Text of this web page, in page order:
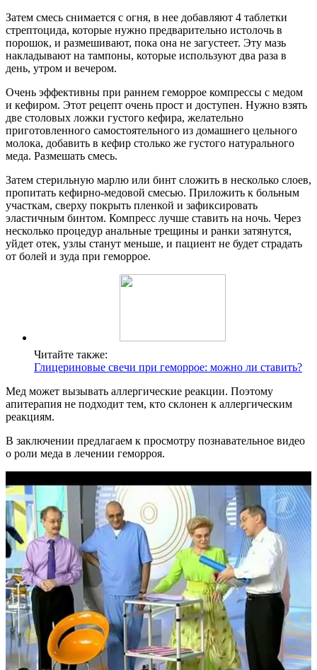
Затем смесь снимается с огня, в нее добавляют 4 таблетки
стрептоцида, которые нужно предварительно истолочь в
порошок, и размешивают, пока она не загустеет. Эту мазь
накладывают на тампоны, которые используют два раза в
день, утром и вечером.
Очень эффективны при раннем геморрое компрессы с медом
и кефиром. Этот рецепт очень прост и доступен. Нужно взять
две столовых ложки густого кефира, желательно
приготовленного самостоятельного из домашнего цельного
молока, добавить в кефир столько же густого натурального
меда. Размешать смесь.
Затем стерильную марлю или бинт сложить в несколько слоев,
пропитать кефирно-медовой смесью. Приложить к больным
участкам, сверху покрыть пленкой и зафиксировать
эластичным бинтом. Компресс лучше ставить на ночь. Через
несколько процедур анальные трещины и ранки затянутся,
уйдет отек, узлы станут меньше, и пациент не будет страдать
от болей и зуда при геморрое.
Читайте также:
Глицериновые свечи при геморрое: можно ли ставить?
Мед может вызывать аллергические реакции. Поэтому
апитерапия не подходит тем, кто склонен к аллергическим
реакциям.
В заключении предлагаем к просмотру познавательное видео
о роли меда в лечении геморроя.